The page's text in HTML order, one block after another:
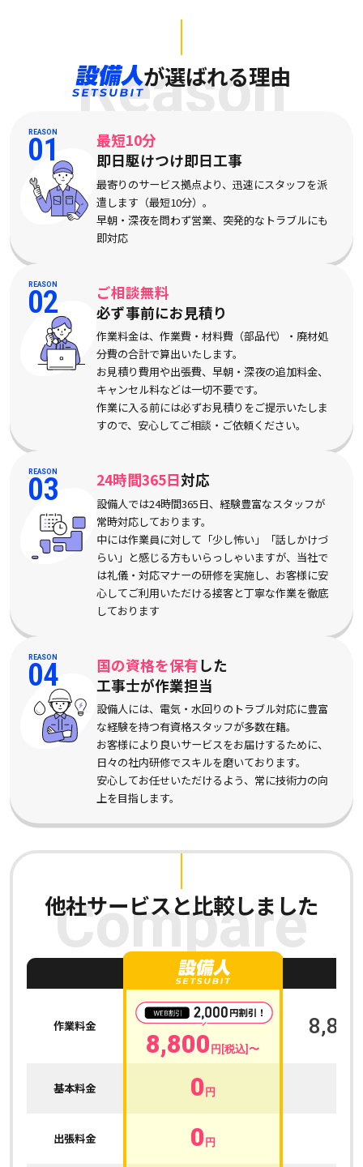
Reason
が選ばれる理由
REASON
01
最短10分
即日駆けつけ即日工事
最寄りのサービス拠点より、迅速にスタッフを派
遣します（最短10分）。
早朝・深夜を問わず営業、突発的なトラブルにも
即対応
REASON
02
ご相談無料
必ず事前にお見積り
作業料金は、作業費・材料費（部品代）・廃材処
分費の合計で算出いたします。
お見積り費用や出張費、早朝・深夜の追加料金、
キャンセル料などは一切不要です。
作業に入る前には必ずお見積りをご提示いたしま
すので、安心してご相談・ご依頼ください。
REASON
03 24時間365日対応
設備人では24時間365日、経験豊富なスタッフが
常時対応しております。
中には作業員に対して「少し怖い」「話しかけづ
らい」と感じる方もいらっしゃいますが、当社で
は礼儀・対応マナーの研修を実施し、お客様に安
心してご利用いただける接客と丁寧な作業を徹底
しております
REASON
04 国の資格を保有した
工事士が作業担当
設備人には、電気・水回りのトラブル対応に豊富
な経験を持つ有資格スタッフが多数在籍。
お客様により良いサービスをお届けするために、
日々の社内研修でスキルを磨いております。
安心してお任せいただけるよう、常に技術力の向
上を目指します。
Compare
他社サービスと比較しました
作業料金
8,800 円[税込]〜
8,800
基本料金 0 円
出張料金 0 円